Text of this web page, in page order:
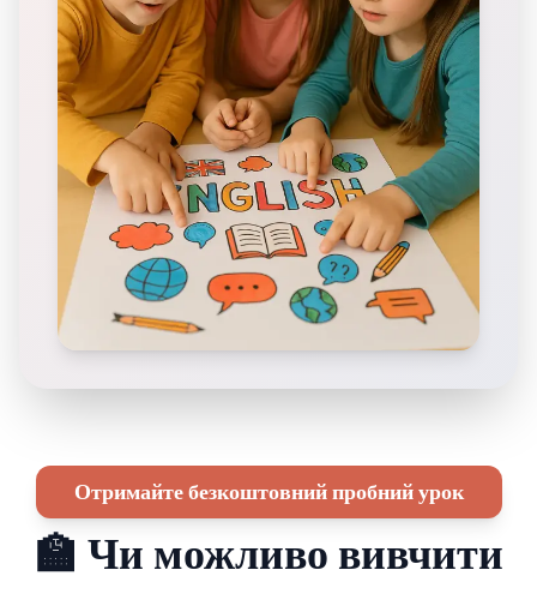
Отримайте безкоштовний пробний урок
🏫 Чи можливо вивчити